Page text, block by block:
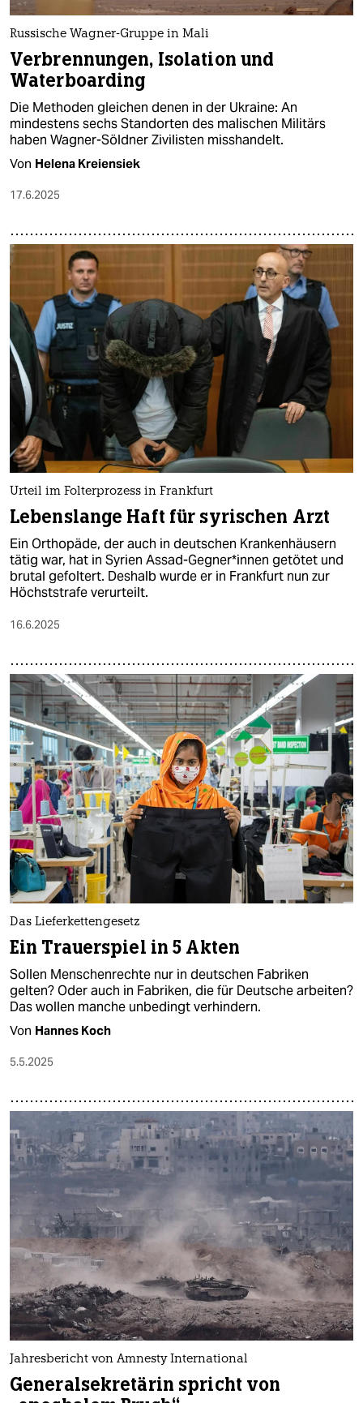
Russische Wagner-Gruppe in Mali
Verbrennungen, Isolation und
Waterboarding
Die Methoden gleichen denen in der Ukraine: An
mindestens sechs Standorten des malischen Militärs
haben Wagner-Söldner Zivilisten misshandelt.
Von Helena Kreiensiek
17.6.2025
Urteil im Folterprozess in Frankfurt
Lebenslange Haft für syrischen Arzt
Ein Orthopäde, der auch in deutschen Krankenhäusern
tätig war, hat in Syrien Assad-Gegner*innen getötet und
brutal gefoltert. Deshalb wurde er in Frankfurt nun zur
Höchststrafe verurteilt.
16.6.2025
Das Lieferkettengesetz
Ein Trauerspiel in 5 Akten
Sollen Menschenrechte nur in deutschen Fabriken
gelten? Oder auch in Fabriken, die für Deutsche arbeiten?
Das wollen manche unbedingt verhindern.
Von Hannes Koch
5.5.2025
Jahresbericht von Amnesty International
Generalsekretärin spricht von